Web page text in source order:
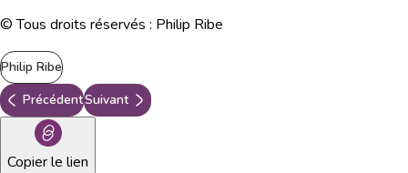
© Tous droits réservés : Philip Ribe
Philip Ribe
PrécédentSuivant
Copier le lien